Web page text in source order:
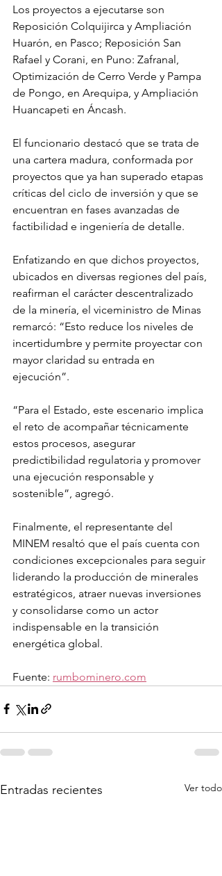
Los proyectos a ejecutarse son
Reposición Colquijirca y Ampliación
Huarón, en Pasco; Reposición San
Rafael y Corani, en Puno: Zafranal,
Optimización de Cerro Verde y Pampa
de Pongo, en Arequipa, y Ampliación
Huancapeti en Áncash.
El funcionario destacó que se trata de
una cartera madura, conformada por
proyectos que ya han superado etapas
críticas del ciclo de inversión y que se
encuentran en fases avanzadas de
factibilidad e ingeniería de detalle.
Enfatizando en que dichos proyectos,
ubicados en diversas regiones del país,
reafirman el carácter descentralizado
de la minería, el viceministro de Minas
remarcó: “Esto reduce los niveles de
incertidumbre y permite proyectar con
mayor claridad su entrada en
ejecución”.
“Para el Estado, este escenario implica
el reto de acompañar técnicamente
estos procesos, asegurar
predictibilidad regulatoria y promover
una ejecución responsable y
sostenible”, agregó.
Finalmente, el representante del
MINEM resaltó que el país cuenta con
condiciones excepcionales para seguir
liderando la producción de minerales
estratégicos, atraer nuevas inversiones
y consolidarse como un actor
indispensable en la transición
energética global.
Fuente: rumbominero.com
Entradas recientes Ver todo